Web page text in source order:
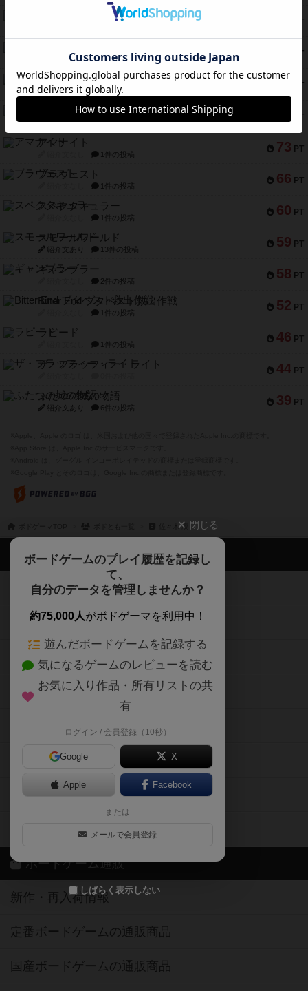
PT
テンプテーション
PT
紹介文あり 2件の投稿
75 PT
宵と暁の呪文書
紹介文あり 8件の投稿
PT
リスボン・トラム 28
紹介文あり 9件の投稿
73 PT
アマナイト
1件の投稿
66 PT
ブラヴェスト
1件の投稿
60 PT
スペクタキュラー
1件の投稿
59 PT
スモールワールド
紹介文あり 13件の投稿
58 PT
ギャンブラー
2件の投稿
52 PT
Bitter End ブタペスト救出作戦
1件の投稿
46 PT
ラピード
1件の投稿
44 PT
ザ・フラッフィー・ライト
39 PT
ふたつの城の物語
紹介文あり 6件の投稿
佐々木 凜 閉じる
ボードゲームのプレイ履歴を記録し
て、
自分のデータを管理しませんか？
約75,000人がボドゲーマを利用中！
遊んだボードゲームを記録する
気になるゲームのレビューを読む
お気に入り作品・所有リストの共
有
ログイン / 会員登録（10秒）
Google X
Apple Facebook
または
メールで会員登録
しばらく表示しない
ボドゲーマTOP
ボードゲームを検索する
ボードゲームの新着レビュー
ボードゲーム会情報
メカニクス特集
掲示板・トピックス
ボドとも・会員一覧
ボードゲーム業界コラム
ボドゲーマご利用案内
ボードゲーム通販
新作・再入荷情報
定番ボードゲームの通販商品
国産ボードゲームの通販商品